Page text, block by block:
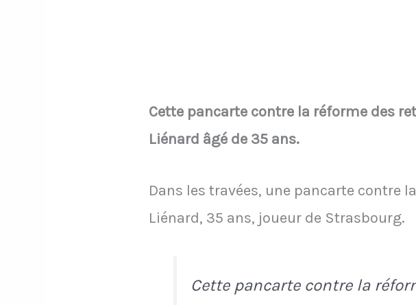
Cette pancarte contre la réforme des
Liénard âgé de 35 ans.
Dans les travées, une pancarte contre
Liénard, 35 ans, joueur de Strasbourg.
Cette pancarte contre la